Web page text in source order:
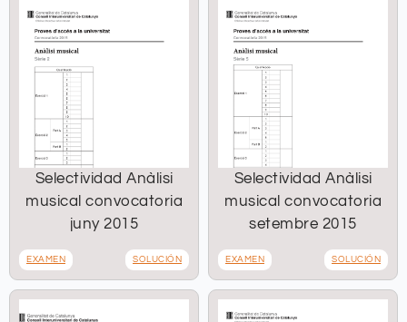
Selectividad Anàlisi
musical convocatoria
juny 2015
EXAMEN SOLUCIÓN
Selectividad Anàlisi
musical convocatoria
setembre 2015
EXAMEN SOLUCIÓN